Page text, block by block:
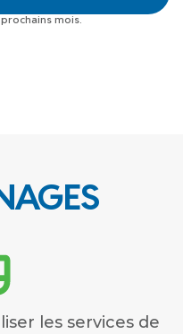
mois.
les services de